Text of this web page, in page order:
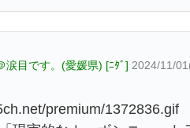
涙目です。(愛媛県) [ﾆﾀﾞ] 2024/11/
premium/1372836.gif